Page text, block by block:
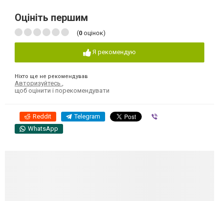
Оцініть першим
(0 оцінок)
Я рекомендую
Ніхто ще не рекомендував
Авторизуйтесь
щоб оцінити і порекомендувати
Reddit Telegram
WhatsApp